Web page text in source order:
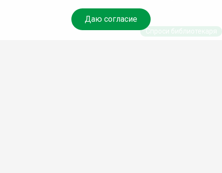
Даю согласие
Спроси библиотекаря